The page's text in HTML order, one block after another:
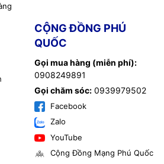
CỘNG ĐỒNG PHÚ
QUỐC
Gọi mua hàng (miễn phí):
0908249891
Gọi chăm sóc: 0939979502
Facebook
Zalo
YouTube
Cộng Đồng Mạng Phú Quốc